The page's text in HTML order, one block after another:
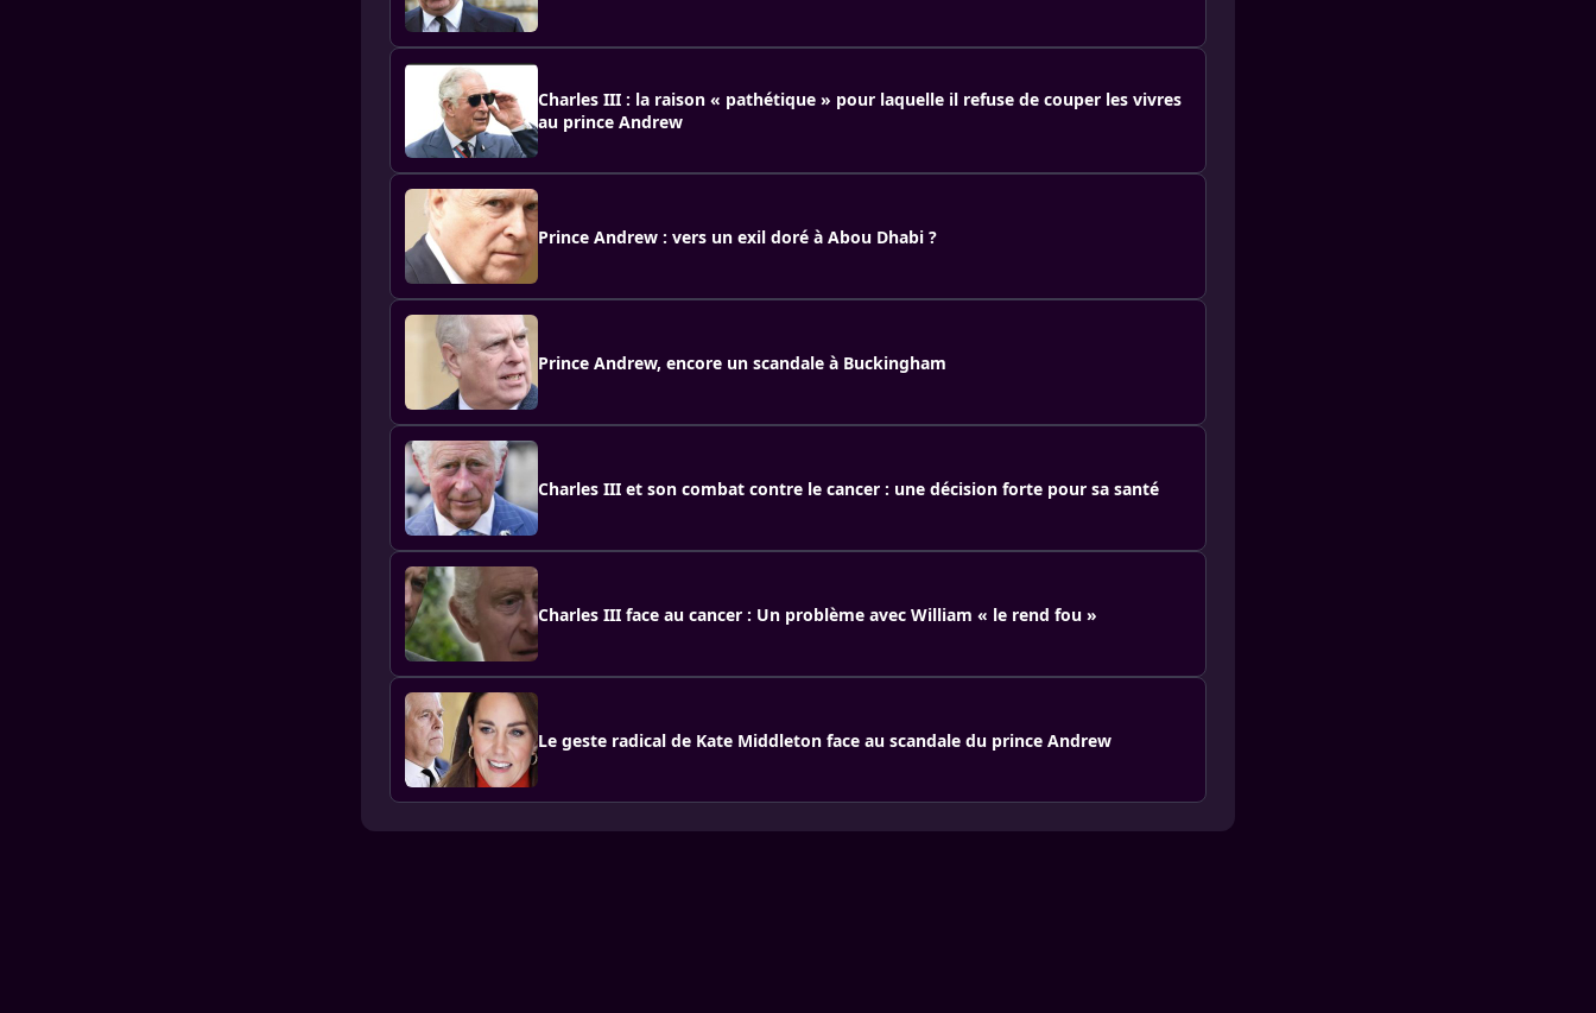
Charles III : la raison « pathétique » pour laquelle il refuse de couper les vivres
au prince Andrew
Prince Andrew : vers un exil doré à Abou Dhabi ?
Prince Andrew, encore un scandale à Buckingham
Charles III et son combat contre le cancer : une décision forte pour sa santé
Charles III face au cancer : Un problème avec William « le rend fou »
Le geste radical de Kate Middleton face au scandale du prince Andrew